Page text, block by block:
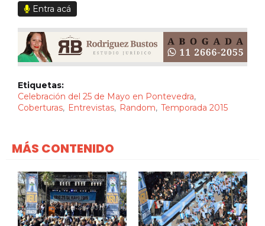
Entra acá
Etiquetas:
Celebración del 25 de Mayo en Pontevedra
Coberturas
Entrevistas Random Temporada 2015
MÁS CONTENIDO